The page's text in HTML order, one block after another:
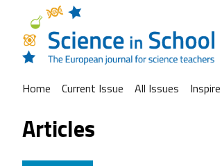
Home Current Issue All Issues Inspire
Articles